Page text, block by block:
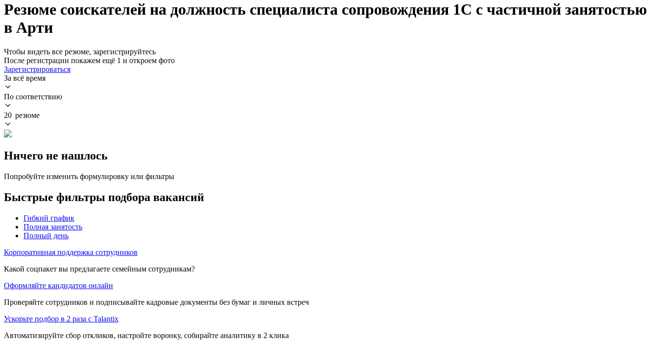
Резюме соискателей на должность специалиста сопровождения 1С с частичной занятостью
в Арти
Чтобы видеть все резюме, зарегистрируйтесь
После регистрации покажем ещё 1 и откроем фото
Зарегистрироваться
За всё время
По соответствию
20 резюме
Ничего не нашлось
Попробуйте изменить формулировку или фильтры
Быстрые фильтры подбора вакансий
Гибкий график
Полная занятость
Полный день
Корпоративная поддержка сотрудников
Какой соцпакет вы предлагаете семейным сотрудникам?
Оформляйте кандидатов онлайн
Проверяйте сотрудников и подписывайте кадровые документы без бумаг и личных встреч
Ускорьте подбор в 2 раза с Talantix
Автоматизируйте сбор откликов, настройте воронку, собирайте аналитику в 2 клика